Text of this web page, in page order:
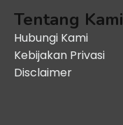
Tentang Kami
Hubungi Kami
Kebijakan Privasi
Disclaimer